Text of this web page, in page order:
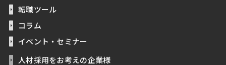
転職ツール
コラム
イベント・セミナー
人材採用をお考えの企業様